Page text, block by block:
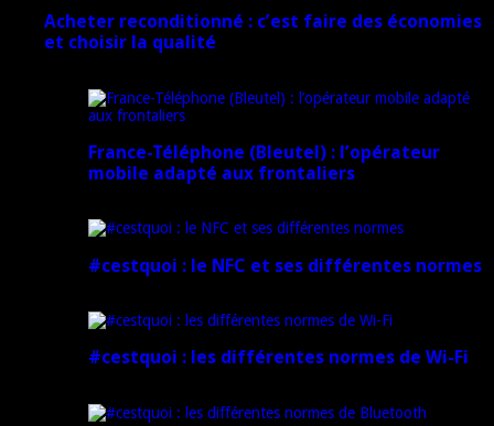
Acheter reconditionné : c’est faire des économies
et choisir la qualité
France-Téléphone (Bleutel) : l’opérateur
mobile adapté aux frontaliers
#cestquoi : le NFC et ses différentes normes
#cestquoi : les différentes normes de Wi-Fi